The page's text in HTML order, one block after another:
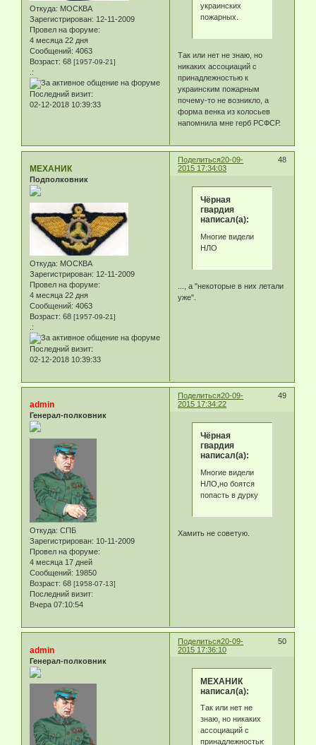
Откуда: МОСКВА
Зарегистрирован: 12-11-2009
Провел на форуме:
4 месяца 22 дня
Сообщений: 4063
Возраст: 68 [1957-09-21]
.:
Последний визит:
02-12-2018 10:39:33
украинских
пожарных.
Так или нет не знаю, но
никаких ассоциаций с
принадлежностью к
украинским пожарным
почему-то не возникло, а
форма венка из колосьев
напомнила мне герб РСФСР.
Поделиться 48
20-09-
2015 17:34:03
МЕХАНИК
Подполковник
Откуда: МОСКВА
Зарегистрирован: 12-11-2009
Провел на форуме:
4 месяца 22 дня
Сообщений: 4063
Возраст: 68 [1957-09-21]
.:
Последний визит:
02-12-2018 10:39:33
Чёрная
гвардия
написал(а):
Многие видели
НЛО
..., а "некоторые в них летали
уже".
Поделиться 49
20-09-
2015 17:34:22
admin
Генерал-полковник
Откуда: СПБ
Зарегистрирован: 10-11-2009
Провел на форуме:
4 месяца 17 дней
Сообщений: 19850
Возраст: 68 [1958-07-13]
Последний визит:
Вчера 07:10:54
Чёрная
гвардия
написал(а):
Многие видели
НЛО,но боятся
попасть в дурку
Хамить не советую.
Поделиться 50
20-09-
2015 17:36:10
admin
Генерал-полковник
МЕХАНИК
написал(а):
Так или нет не
знаю, но никаких
ассоциаций с
принадлежностью